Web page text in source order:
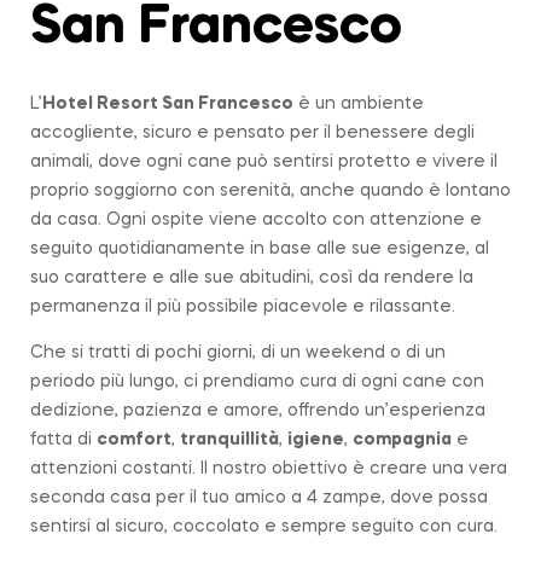
San Francesco
L’ Hotel Resort San Francesco è un ambiente
accogliente, sicuro e pensato per il benessere degli
animali, dove ogni cane può sentirsi protetto e vivere il
proprio soggiorno con serenità, anche quando è lontano
da casa. Ogni ospite viene accolto con attenzione e
seguito quotidianamente in base alle sue esigenze, al
suo carattere e alle sue abitudini, così da rendere la
permanenza il più possibile piacevole e rilassante.
Che si tratti di pochi giorni, di un weekend o di un
periodo più lungo, ci prendiamo cura di ogni cane con
dedizione, pazienza e amore, offrendo un’esperienza
fatta di comfort, tranquillità, igiene, compagnia e
attenzioni costanti. Il nostro obiettivo è creare una vera
seconda casa per il tuo amico a 4 zampe, dove possa
sentirsi al sicuro, coccolato e sempre seguito con cura.